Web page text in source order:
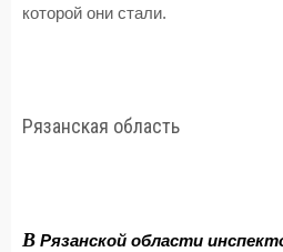
которой они стали.
Рязанская область
В Рязанской области